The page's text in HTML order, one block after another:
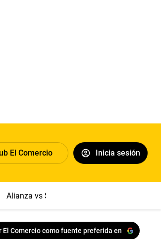
El Comercio Inicia sesión
Alianza vs Sport Boys
El Comercio como fuente preferida en